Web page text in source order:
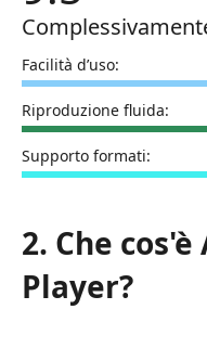
Facilità d’uso:
Riproduzione fluida:
Supporto formati:
2. Che
Player?